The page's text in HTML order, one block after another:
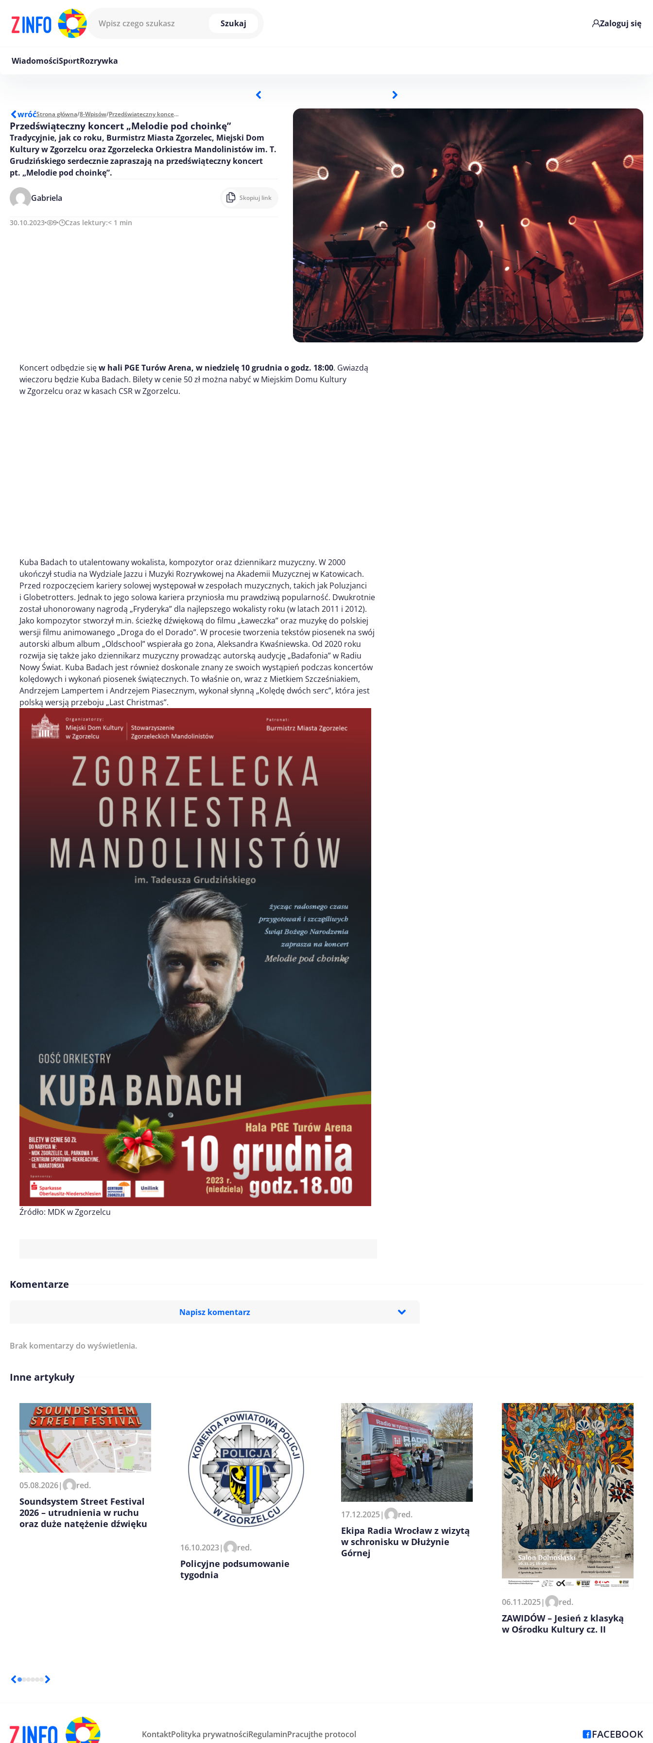
Szukaj
Zaloguj się
WiadomościSportRozrywka
wróćStrona główna/8-Wpisów/ Przedświąteczny koncert „Melodie pod choinkę”
Przedświąteczny koncert „Melodie pod choinkę”
Tradycyjnie, jak co roku, Burmistrz Miasta Zgorzelec, Miejski Dom
Kultury w Zgorzelcu oraz Zgorzelecka Orkiestra Mandolinistów im. T.
Grudzińskiego serdecznie zapraszają na przedświąteczny koncert
pt. „Melodie pod choinkę”.
Gabriela Skopiuj link
30.10.2023 9 Czas lektury:< 1 min
Koncert odbędzie sięw hali PGE Turów Arena, w niedzielę 10 grudnia o godz. 18:00. Gwiazdą
wieczoru będzie Kuba Badach. Bilety w cenie 50 zł można nabyć w Miejskim Domu Kultury
w Zgorzelcu oraz w kasach CSR w Zgorzelcu.
Kuba Badach to utalentowany wokalista, kompozytor oraz dziennikarz muzyczny. W 2000
ukończył studia na Wydziale Jazzu i Muzyki Rozrywkowej na Akademii Muzycznej w Katowicach.
Przed rozpoczęciem kariery solowej występował w zespołach muzycznych, takich jak Poluzjanci
i Globetrotters. Jednak to jego solowa kariera przyniosła mu prawdziwą popularność. Dwukrotnie
został uhonorowany nagrodą „Fryderyka” dla najlepszego wokalisty roku (w latach 2011 i 2012).
Jako kompozytor stworzył m.in. ścieżkę dźwiękową do filmu „Ławeczka” oraz muzykę do polskiej
wersji filmu animowanego „Droga do el Dorado”. W procesie tworzenia tekstów piosenek na swój
autorski album album „Oldschool” wspierała go żona, Aleksandra Kwaśniewska. Od 2020 roku
rozwija się także jako dziennikarz muzyczny prowadząc autorską audycję „Badafonia” w Radiu
Nowy Świat. Kuba Badach jest również doskonale znany ze swoich wystąpień podczas koncertów
kolędowych i wykonań piosenek świątecznych. To właśnie on, wraz z Mietkiem Szcześniakiem,
Andrzejem Lampertem i Andrzejem Piasecznym, wykonał słynną „Kolędę dwóch serc”, która jest
polską wersją przeboju „Last Christmas”.
Źródło: MDK w Zgorzelcu
Komentarze
Napisz komentarz
Imię/ Nick*
Zapamiętaj moje dane w tej przeglądarce podczas pisania
Brak komentarzy do wyświetlenia.
Inne artykuły
05.08.2026| red.
Soundsystem Street Festival
2026 – utrudnienia w ruchu
oraz duże natężenie dźwięku
16.10.2023| red.
Policyjne podsumowanie
tygodnia
17.12.2025| red.
Ekipa Radia Wrocław z wizytą
w schronisku w Dłużynie
Górnej
06.11.2025| red.
ZAWIDÓW – Jesień z klasyką
w Ośrodku Kultury cz. II
KontaktPolityka prywatnościRegulaminPracujthe protocol FACEBOOK